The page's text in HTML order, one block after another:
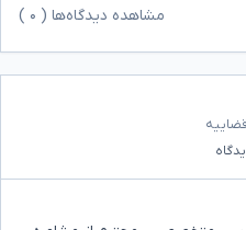
مشاهده دیدگاه‌ها ( ۰